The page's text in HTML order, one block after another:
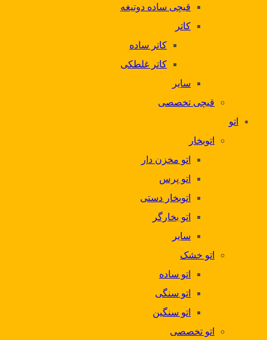
قیچی ساده دوتیغه
کاتر
کاتر ساده
کاتر غلطکی
سایر
قیچی تخصصی
اتو
اتوبخار
اتو مخزن دار
اتو پرس
اتوبخار دستی
اتو بخارگر
سایر
اتو خشک
اتو ساده
اتو سنگی
اتو سنگین
اتو تخصصی